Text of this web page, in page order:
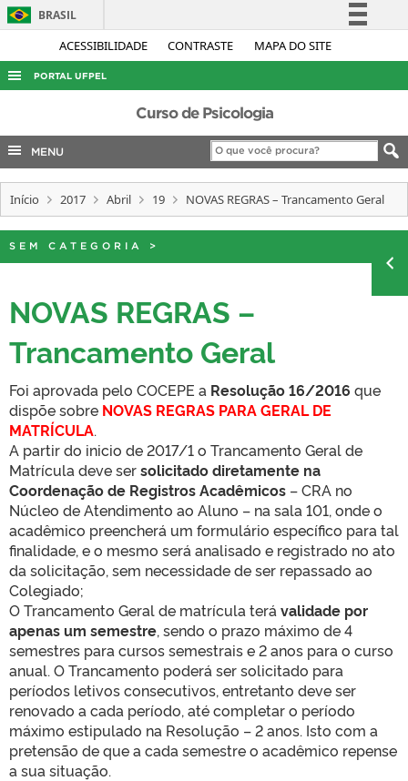
ACESSIBILIDADE CONTRASTE MAPA DO SITE
BRASIL
Simplifique!
Acesso à informação
Legislação
Canais
PORTAL UFPEL
ACESSO À INFORMAÇÃO
AUDITORIA
COBALTO
CONCURSOS
EDITAIS
INTERNACIONAL
PORTARIAS
TELEFONES
Curso de Psicologia
MENU
Início 2017 Abril 19 NOVAS REGRAS – Trancamento Geral
SEM CATEGORIA >
NOVAS REGRAS –
Trancamento Geral
Foi aprovada pelo COCEPE a Resolução 16/2016 que
dispõe sobre NOVAS REGRAS PARA GERAL DE
MATRÍCULA.
A partir do inicio de 2017/1 o Trancamento Geral de
Matrícula deve sersolicitado diretamente na
Coordenação de Registros Acadêmicos – CRA no
Núcleo de Atendimento ao Aluno – na sala 101, onde o
acadêmico preencherá um formulário específico para tal
finalidade, e o mesmo será analisado e registrado no ato
da solicitação, sem necessidade de ser repassado ao
Colegiado;
O Trancamento Geral de matrícula terá validade por
apenas um semestre, sendo o prazo máximo de 4
semestres para cursos semestrais e 2 anos para o curso
anual. O Trancamento poderá ser solicitado para
períodos letivos consecutivos, entretanto deve ser
renovado a cada período, até completar o período
máximo estipulado na Resolução – 2 anos. Isto com a
pretensão de que a cada semestre o acadêmico repense
a sua situação.